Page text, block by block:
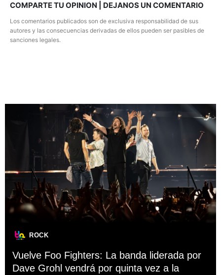
COMPARTE TU OPINION | DEJANOS UN COMENTARIO
Los comentarios publicados son de exclusiva responsabilidad de sus
autores y las consecuencias derivadas de ellos pueden ser pasibles de
sanciones legales.
ROCK
Vuelve Foo Fighters: La banda liderada por
Dave Grohl vendrá por quinta vez a la